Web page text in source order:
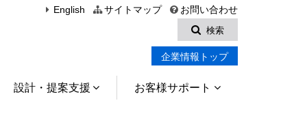
English サイトマップ
お問い合わせ
検索
企業情報トップ
設計・提案支援 お客様サポート